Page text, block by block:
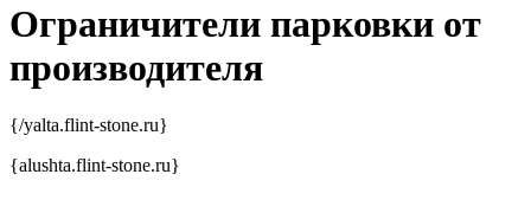
Ограничители парковки от
производителя
{/yalta.flint-stone.ru}
{alushta.flint-stone.ru}